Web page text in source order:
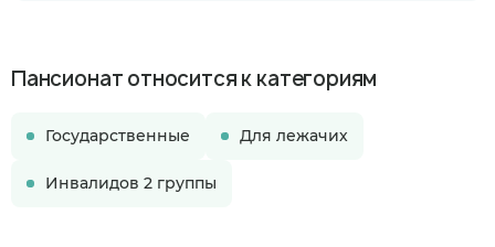
Пансионат относится к категориям
Государственные Для лежачих
Инвалидов 2 группы